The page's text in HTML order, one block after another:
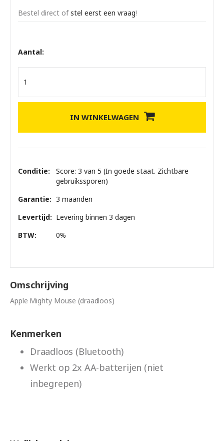
Bestel direct ofstel eerst een vraag!
Aantal:
IN WINKELWAGEN
Conditie:
Score: 3 van 5 (In goede staat. Zichtbare
gebruikssporen)
Garantie: 3 maanden
Levertijd: Levering binnen 3 dagen
BTW:
0%
Omschrijving
Apple Mighty Mouse (draadloos)
Kenmerken
Draadloos (Bluetooth)
Werkt op 2x AA-batterijen (niet
inbegrepen)